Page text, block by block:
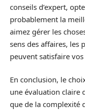
conseils d’expert,
probablement la
aimez gérer les
sens des affaires, les
peuvent satisfaire
En conclusion, le
une évaluation claire
que de la complexité